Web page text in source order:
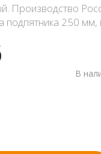
Производство
подпятника 250
В